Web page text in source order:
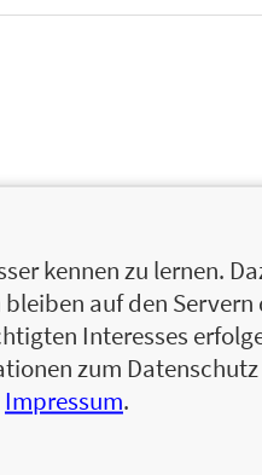
kennen zu lernen.
auf den
Interesses
zum
Impressum.